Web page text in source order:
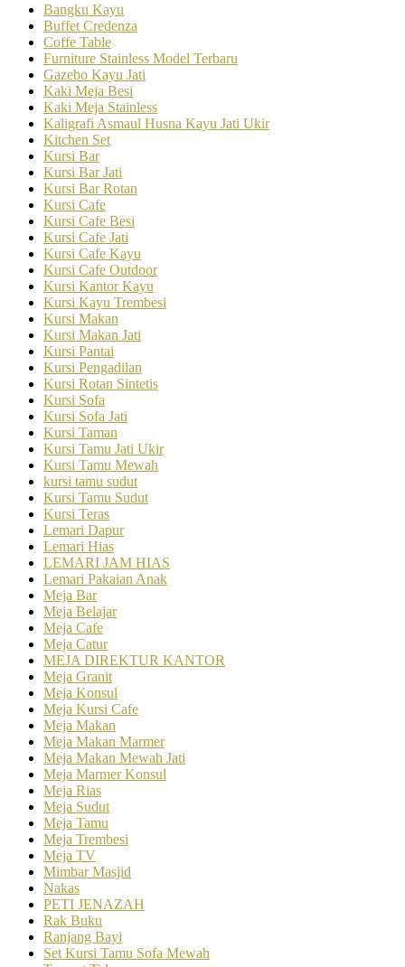
Bangku Kayu
Buffet Credenza
Coffe Table
Furniture Stainless Model Terbaru
Gazebo Kayu Jati
Kaki Meja Besi
Kaki Meja Stainless
Kaligrafi Asmaul Husna Kayu Jati Ukir
Kitchen Set
Kursi Bar
Kursi Bar Jati
Kursi Bar Rotan
Kursi Cafe
Kursi Cafe Besi
Kursi Cafe Jati
Kursi Cafe Kayu
Kursi Cafe Outdoor
Kursi Kantor Kayu
Kursi Kayu Trembesi
Kursi Makan
Kursi Makan Jati
Kursi Pantai
Kursi Pengadilan
Kursi Rotan Sintetis
Kursi Sofa
Kursi Sofa Jati
Kursi Taman
Kursi Tamu Jati Ukir
Kursi Tamu Mewah
kursi tamu sudut
Kursi Tamu Sudut
Kursi Teras
Lemari Dapur
Lemari Hias
LEMARI JAM HIAS
Lemari Pakaian Anak
Meja Bar
Meja Belajar
Meja Cafe
Meja Catur
MEJA DIREKTUR KANTOR
Meja Granit
Meja Konsul
Meja Kursi Cafe
Meja Makan
Meja Makan Marmer
Meja Makan Mewah Jati
Meja Marmer Konsul
Meja Rias
Meja Sudut
Meja Tamu
Meja Trembesi
Meja TV
Mimbar Masjid
Nakas
PETI JENAZAH
Rak Buku
Ranjang Bayi
Set Kursi Tamu Sofa Mewah